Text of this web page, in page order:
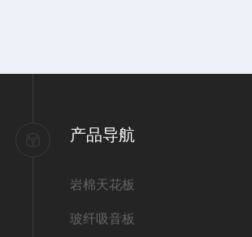
产品导航
岩棉天花板
玻纤吸音板